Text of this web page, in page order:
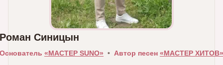
Роман Синицын
Основатель «МАСТЕР SUNO» • Автор песен «МАСТЕР ХИТОВ»